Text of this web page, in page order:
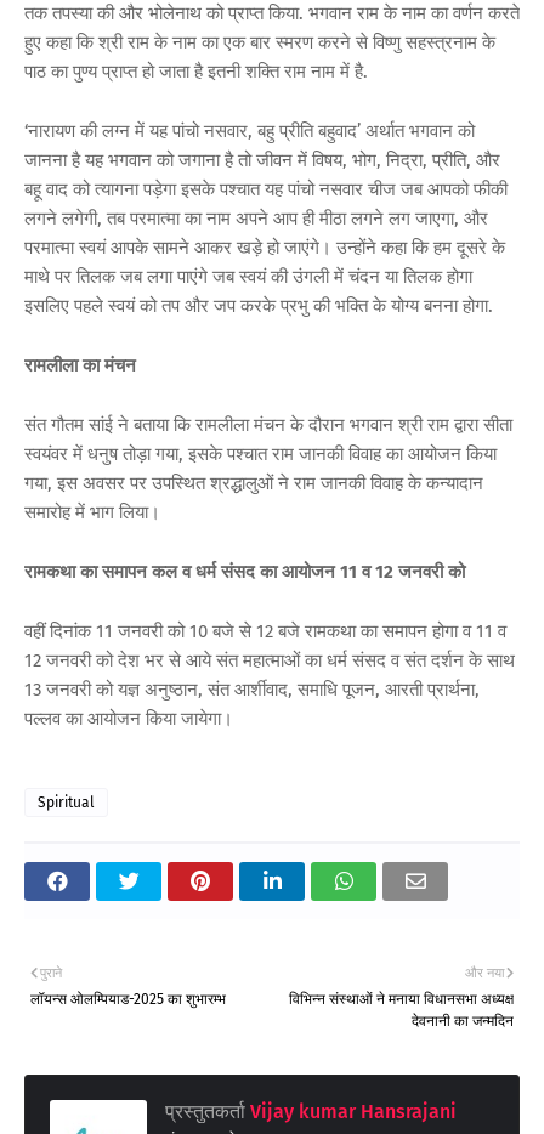
तक तपस्या की और भोलेनाथ को प्राप्त किया. भगवान राम के नाम का वर्णन करते
हुए कहा कि श्री राम के नाम का एक बार स्मरण करने से विष्णु सहस्त्रनाम के
पाठ का पुण्य प्राप्त हो जाता है इतनी शक्ति राम नाम में है.
‘नारायण की लग्न में यह पांचो नसवार, बहु प्रीति बहुवाद’ अर्थात भगवान को
जानना है यह भगवान को जगाना है तो जीवन में विषय, भोग, निद्रा, प्रीति, और
बहू वाद को त्यागना पड़ेगा इसके पश्चात यह पांचो नसवार चीज जब आपको फीकी
लगने लगेगी, तब परमात्मा का नाम अपने आप ही मीठा लगने लग जाएगा, और
परमात्मा स्वयं आपके सामने आकर खड़े हो जाएंगे। उन्होंने कहा कि हम दूसरे के
माथे पर तिलक जब लगा पाएंगे जब स्वयं की उंगली में चंदन या तिलक होगा
इसलिए पहले स्वयं को तप और जप करके प्रभु की भक्ति के योग्य बनना होगा.
रामलीला का मंचन
संत गौतम सांई ने बताया कि रामलीला मंचन के दौरान भगवान श्री राम द्वारा सीता
स्वयंवर में धनुष तोड़ा गया, इसके पश्चात राम जानकी विवाह का आयोजन किया
गया, इस अवसर पर उपस्थित श्रद्धालुओं ने राम जानकी विवाह के कन्यादान
समारोह में भाग लिया।
रामकथा का समापन कल व धर्म संसद का आयोजन 11 व 12 जनवरी को
वहीं दिनांक 11 जनवरी को 10 बजे से 12 बजे रामकथा का समापन होगा व 11 व
12 जनवरी को देश भर से आये संत महात्माओं का धर्म संसद व संत दर्शन के साथ
13 जनवरी को यज्ञ अनुष्ठान, संत आर्शीवाद, समाधि पूजन, आरती प्रार्थना,
पल्लव का आयोजन किया जायेगा।
Spiritual
और नया
विभिन्न संस्थाओं ने मनाया विधानसभा अध्यक्ष
देवनानी का जन्मदिन
पुराने
लॉयन्स ओलम्पियाड-2025 का शुभारम्भ
प्रस्तुतकर्ता Vijay kumar Hansrajani